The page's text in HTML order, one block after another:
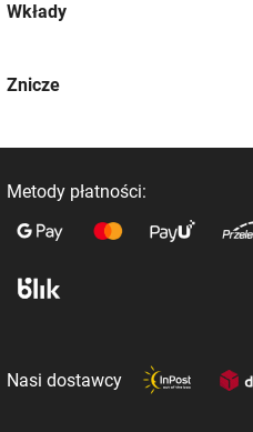
Wkłady
Znicze
Metody płatności:
Nasi dostawcy